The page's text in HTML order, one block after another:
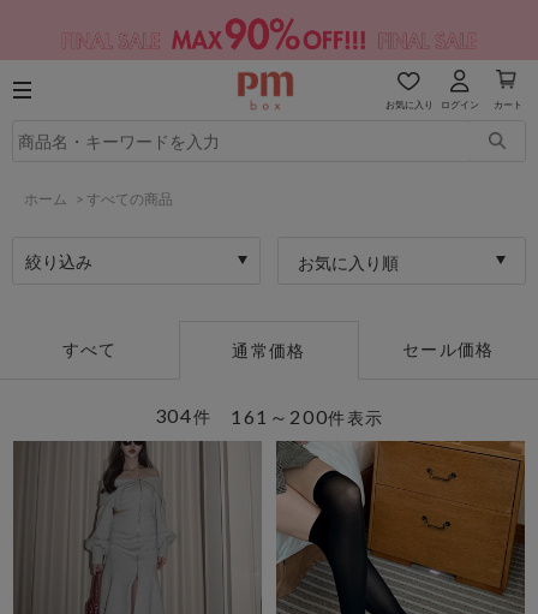
お気に入り ログイン カート
ホーム > すべての商品
絞り込み お気に入り順
すべて 通常価格 セール価格
161～200件表示
304件